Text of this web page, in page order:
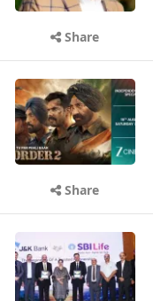
Share
Share